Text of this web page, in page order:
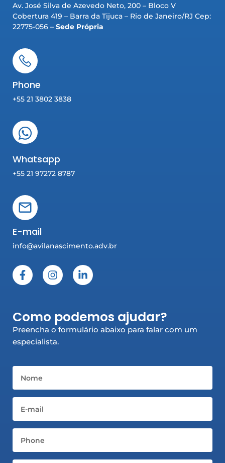
Av. José Silva de Azevedo Neto, 200 – Bloco V
Cobertura 419 – Barra da Tijuca – Rio de Janeiro/RJ Cep:
22775-056 – Sede Própria
Phone
+55 21 3802 3838
Whatsapp
+55 21 97272 8787
E-mail
info@avilanascimento.adv.br
F
a
o
o
k
-
I
n
g
r
a
L
i
d
i
n
Como podemos ajudar?
Preencha o formulário abaixo para falar com um
especialista.